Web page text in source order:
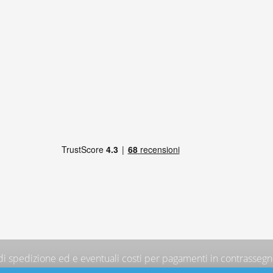
spedizione ed e eventuali costi per pagamenti in